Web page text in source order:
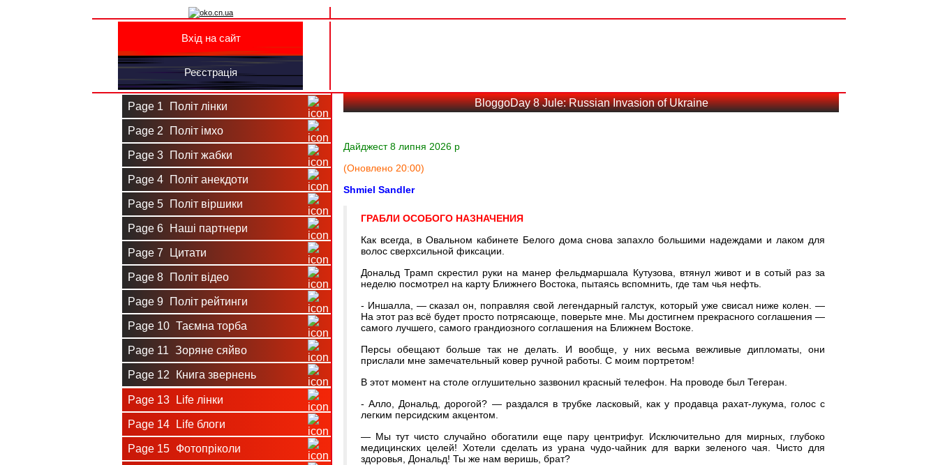
Вхід на сайт
Реєстрація
Page 1 Політ лінки
Page 2 Політ імхо
Page 3 Політ жабки
Page 4 Політ анекдоти
Page 5 Політ віршики
Page 6 Наші партнери
Page 7 Цитати
Page 8 Політ відео
Page 9 Політ рейтинги
Page 10 Таємна торба
Page 11 Зоряне сяйво
Page 12 Книга звернень
Page 13 Life лінки
Page 14 Life блоги
Page 15 Фотопріколи
BloggoDay 8 Jule: Russian Invasion of Ukraine
Дайджест 8 липня 2026 р
(Оновлено 20:00)
Shmiel Sandler
ГРАБЛИ ОСОБОГО НАЗНАЧЕНИЯ
​Как всегда, в Овальном кабинете Белого дома снова запахло большими надеждами и лаком для
волос сверхсильной фиксации.
​Дональд Трамп скрестил руки на манер фельдмаршала Кутузова, втянул живот и в сотый раз за
неделю посмотрел на карту Ближнего Востока, пытаясь вспомнить, где там чья нефть.
​- Иншалла, — сказал он, поправляя свой легендарный галстук, который уже свисал ниже колен. —
На этот раз всё будет просто потрясающе, поверьте мне. Мы достигнем прекрасного соглашения —
самого лучшего, самого грандиозного соглашения на Ближнем Востоке.
Персы обещают больше так не делать. И вообще, у них весьма вежливые дипломаты, они
прислали мне замечательный ковер ручной работы. С моим портретом!
​В этот момент на столе оглушительно зазвонил красный телефон. На проводе был Тегеран.
​- Алло, Дональд, дорогой? — раздался в трубке ласковый, как у продавца рахат-лукума, голос с
легким персидским акцентом.
— Мы тут чисто случайно обогатили еще пару центрифуг. Исключительно для мирных, глубоко
медицинских целей! Хотели сделать из урана чудо-чайник для варки зеленого чая. Чисто для
здоровья, Дональд! Ты же нам веришь, брат?